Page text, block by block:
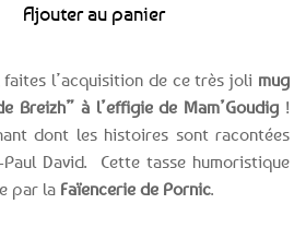
l’acquisition de ce très joli mug
Breizh” à l’effigie de Mam’Goudig !
dont les histoires sont racontées
David. Cette tasse humoristique
par la Faïencerie de Pornic.
Ajouter au panier